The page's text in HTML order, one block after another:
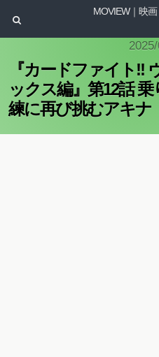
MOVIEW｜映
『カードファイト!!
ックス編』第12話
練に再び挑むアキナ